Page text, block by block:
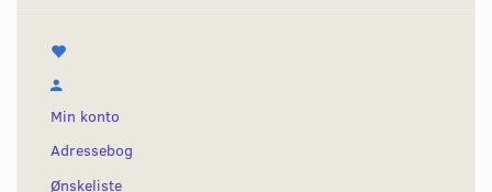
Min konto
Adressebog
Ønskeliste